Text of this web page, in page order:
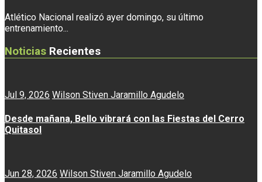
Atlético Nacional realizó ayer domingo, su último
entrenamiento...
Noticias Recientes
Jul 9, 2026 Wilson Stiven Jaramillo Agudelo
Desde mañana, Bello vibrará con las Fiestas del Cerro
Quitasol
Jun 28, 2026 Wilson Stiven Jaramillo Agudelo